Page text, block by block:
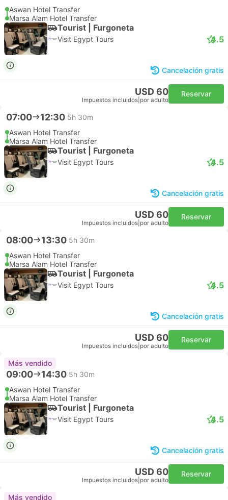
Aswan Hotel Transfer
Marsa Alam Hotel Transfer
Tourist | Furgoneta
Visit Egypt Tours 4.5
Cancelación gratis
USD 60
Impuestos incluidos por adulto
Reservar
07:00 12:30 5h 30m
Aswan Hotel Transfer
Marsa Alam Hotel Transfer
Tourist | Furgoneta
Visit Egypt Tours 4.5
Cancelación gratis
USD 60
Impuestos incluidos por adulto
Reservar
08:00 13:30 5h 30m
Aswan Hotel Transfer
Marsa Alam Hotel Transfer
Tourist | Furgoneta
Visit Egypt Tours 4.5
Cancelación gratis
USD 60
Impuestos incluidos por adulto
Reservar
Más vendido
09:00 14:30 5h 30m
Aswan Hotel Transfer
Marsa Alam Hotel Transfer
Tourist | Furgoneta
Visit Egypt Tours 4.5
Cancelación gratis
USD 60
Impuestos incluidos por adulto
Reservar
Más vendido